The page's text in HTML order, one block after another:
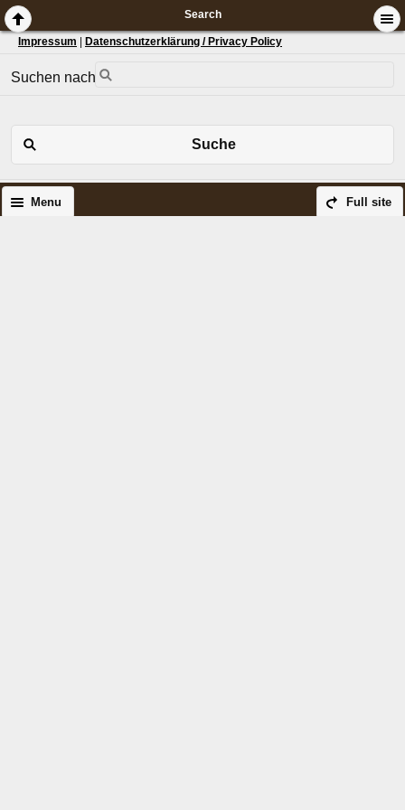
Search
Impressum Datenschutzerklärung / Privacy Policy
Suchen nach:
Suche
Full site
Menu